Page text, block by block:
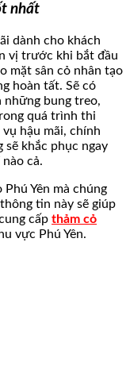
nhất
dành cho khách
vị trước khi bắt đầu
mặt sân cỏ nhân tạo
hoàn tất. Sẽ có
những bung treo,
quá trình thi
hậu mãi, chính
sẽ khắc phục ngay
cả.
Yên mà chúng
tin này sẽ giúp
cấp thảm cỏ
vực Phú Yên.